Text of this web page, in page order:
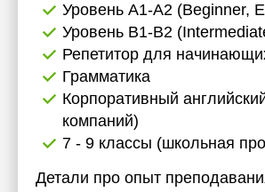
Уровень А1-А2 (Beginner,
Уровень B1-B2
Репетитор для
Грамматика
Корпоративный
компаний)
7 - 9 классы (школьная
Детали про опыт